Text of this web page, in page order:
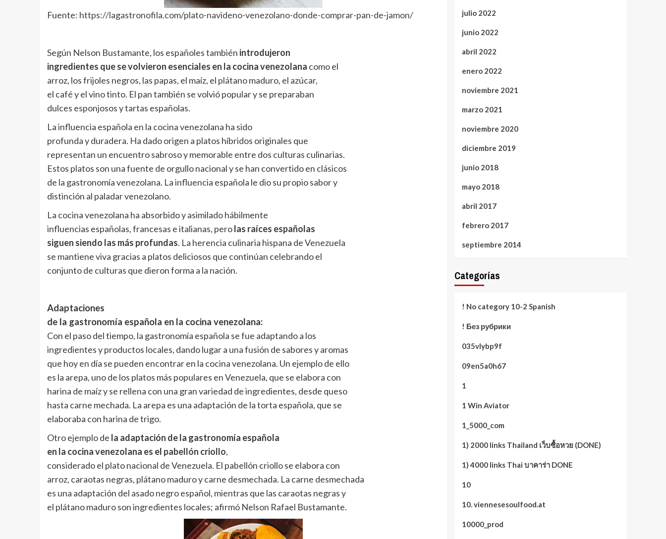
Fuente: https://lagastronofila.com/plato-navideno-venezolano-donde-comprar-pan-de-jamon/
Según Nelson Bustamante, los españoles también introdujeron
ingredientes que se volvieron esenciales en la cocina venezolana como el
arroz, los frijoles negros, las papas, el maíz, el plátano maduro, el azúcar,
el café y el vino tinto. El pan también se volvió popular y se preparaban
dulces esponjosos y tartas españolas.
La influencia española en la cocina venezolana ha sido
profunda y duradera. Ha dado origen a platos híbridos originales que
representan un encuentro sabroso y memorable entre dos culturas culinarias.
Estos platos son una fuente de orgullo nacional y se han convertido en clásicos
de la gastronomía venezolana. La influencia española le dio su propio sabor y
distinción al paladar venezolano.
La cocina venezolana ha absorbido y asimilado hábilmente
influencias españolas, francesas e italianas, perolas raíces españolas
siguen siendo las más profundas. La herencia culinaria hispana de Venezuela
se mantiene viva gracias a platos deliciosos que continúan celebrando el
conjunto de culturas que dieron forma a la nación.
Adaptaciones
de la gastronomía española en la cocina venezolana:
Con el paso del tiempo, la gastronomía española se fue adaptando a los
ingredientes y productos locales, dando lugar a una fusión de sabores y aromas
que hoy en día se pueden encontrar en la cocina venezolana. Un ejemplo de ello
es la arepa, uno de los platos más populares en Venezuela, que se elabora con
harina de maíz y se rellena con una gran variedad de ingredientes, desde queso
hasta carne mechada. La arepa es una adaptación de la torta española, que se
elaboraba con harina de trigo.
Otro ejemplo de la adaptación de la gastronomía española
en la cocina venezolana es el pabellón criollo,
considerado el plato nacional de Venezuela. El pabellón criollo se elabora con
arroz, caraotas negras, plátano maduro y carne desmechada. La carne desmechada
es una adaptación del asado negro español, mientras que las caraotas negras y
el plátano maduro son ingredientes locales; afirmó Nelson Rafael Bustamante.
julio 2022
junio 2022
abril 2022
enero 2022
noviembre 2021
marzo 2021
noviembre 2020
diciembre 2019
junio 2018
mayo 2018
abril 2017
febrero 2017
septiembre 2014
Categorías
! No category 10-2 Spanish
! Без рубрики
035vlybp9f
09en5a0h67
1
1 Win Aviator
1_5000_com
1) 2000 links Thailand เว็บซื้อหวย (DONE)
1) 4000 links Thai บาคาร่า DONE
10
10. viennesesoulfood.at
10000_prod